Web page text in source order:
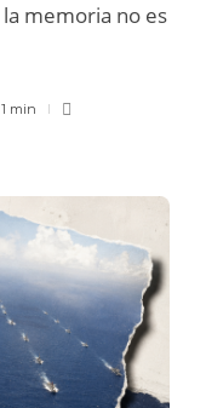
memoria no es
1 min